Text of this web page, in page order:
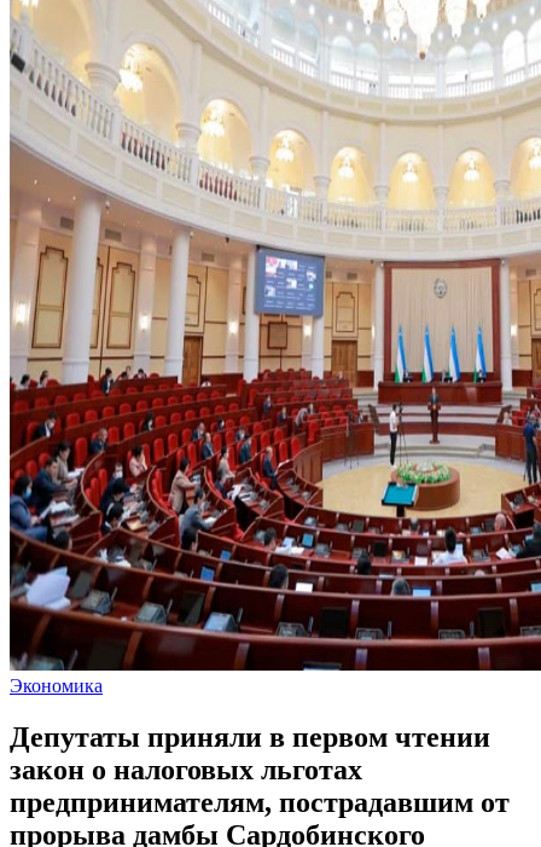
Экономика
Депутаты приняли в первом чтении
закон о налоговых льготах
предпринимателям, пострадавшим от
прорыва дамбы Сардобинского